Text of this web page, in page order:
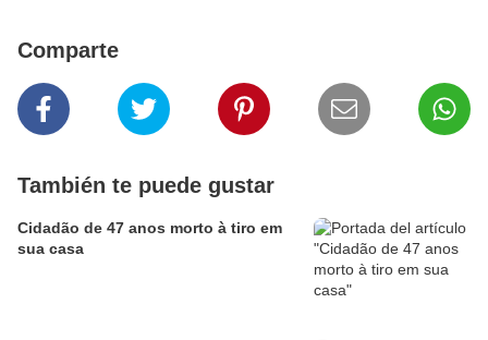
Comparte
También te puede gustar
Cidadão de 47 anos morto à tiro em
sua casa